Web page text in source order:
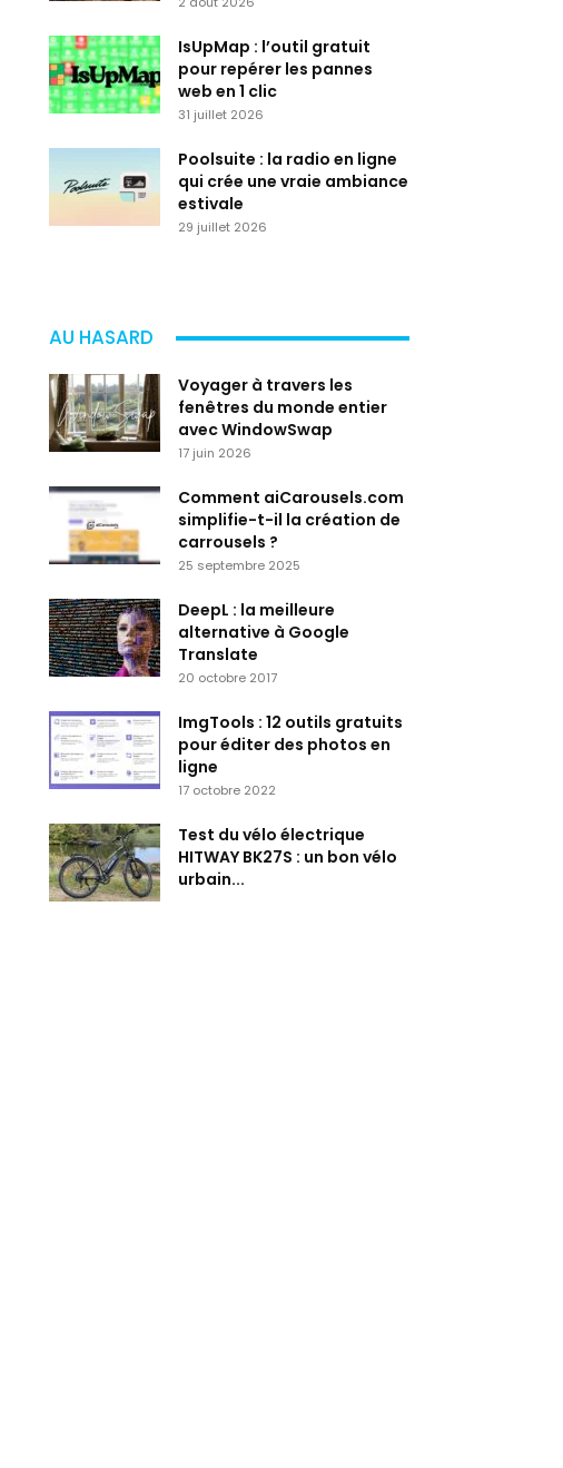
IsUpMap : l’outil gratuit
pour repérer les pannes
web en 1 clic
31 juillet 2026
Poolsuite : la radio en ligne
qui crée une vraie ambiance
estivale
29 juillet 2026
AU HASARD
Voyager à travers les
fenêtres du monde entier
avec WindowSwap
17 juin 2026
Comment aiCarousels.com
simplifie-t-il la création de
carrousels ?
25 septembre 2025
DeepL : la meilleure
alternative à Google
Translate
20 octobre 2017
ImgTools : 12 outils gratuits
pour éditer des photos en
ligne
17 octobre 2022
Test du vélo électrique
HITWAY BK27S : un bon vélo
urbain...